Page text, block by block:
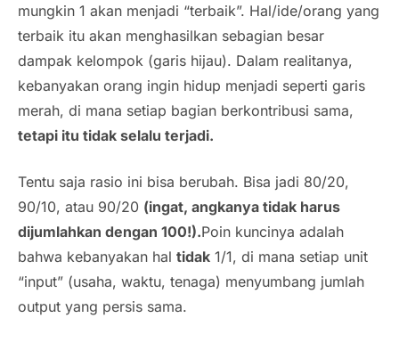
mungkin 1 akan menjadi “terbaik”. Hal/ide/orang yang
terbaik itu akan menghasilkan sebagian besar
dampak kelompok (garis hijau). Dalam realitanya,
kebanyakan orang ingin hidup menjadi seperti garis
merah, di mana setiap bagian berkontribusi sama,
tetapi itu tidak selalu terjadi.
Tentu saja rasio ini bisa berubah. Bisa jadi 80/20,
90/10, atau 90/20 (ingat, angkanya tidak harus
dijumlahkan dengan 100!).Poin kuncinya adalah
bahwa kebanyakan hal tidak 1/1, di mana setiap unit
“input” (usaha, waktu, tenaga) menyumbang jumlah
output yang persis sama.